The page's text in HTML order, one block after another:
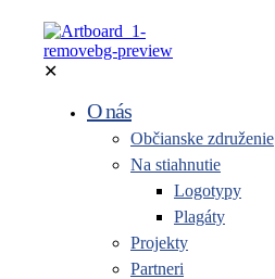
✕
O nás
Občianske združenie
Na stiahnutie
Logotypy
Plagáty
Projekty
Partneri